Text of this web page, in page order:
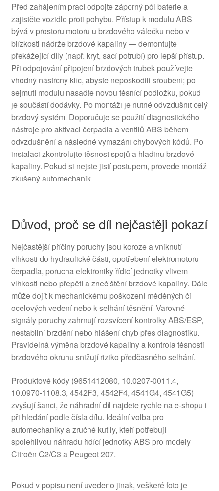
Před zahájením prací odpojte záporný pól baterie a
zajistěte vozidlo proti pohybu. Přístup k modulu ABS
bývá v prostoru motoru u brzdového válečku nebo v
blízkosti nádrže brzdové kapaliny — demontujte
překážející díly (např. kryt, sací potrubí) pro lepší přístup.
Při odpojování připojení brzdových trubek používejte
vhodný nástrčný klíč, abyste nepoškodili šroubení; po
sejmutí modulu nasaďte novou těsnící podložku, pokud
je součástí dodávky. Po montáži je nutné odvzdušnit celý
brzdový systém. Doporučuje se použití diagnostického
nástroje pro aktivaci čerpadla a ventilů ABS během
odvzdušnění a následné vymazání chybových kódů. Po
instalaci zkontrolujte těsnost spojů a hladinu brzdové
kapaliny. Pokud si nejste jistí postupem, provede montáž
zkušený automechanik.
Důvod, proč se díl nejčastěji pokazí
Nejčastější příčiny poruchy jsou koroze a vniknutí
vlhkosti do hydraulické části, opotřebení elektromotoru
čerpadla, porucha elektroniky řídicí jednotky vlivem
vlhkosti nebo přepětí a znečištění brzdové kapaliny. Dále
může dojít k mechanickému poškození měděných či
ocelových vedení nebo k selhání těsnění. Varovné
signály poruchy zahrnují rozsvícení kontrolky ABS/ESP,
nestabilní brzdění nebo hlášení chyb přes diagnostiku.
Pravidelná výměna brzdové kapaliny a kontrola těsnosti
brzdového okruhu snižují riziko předčasného selhání.
Produktové kódy (9651412080, 10.0207-0011.4,
10.0970-1108.3, 4542F3, 4542F4, 4541G4, 4541G5)
zvyšují šanci, že náhradní díl najdete rychle na e-shopu i
při hledání podle čísla dílu. Ideální volba pro
automechaniky a zručné kutily, kteří potřebují
spolehlivou náhradu řídící jednotky ABS pro modely
Citroën C2/C3 a Peugeot 207.
Pokud v popisu není uvedeno jinak, veškeré foto je